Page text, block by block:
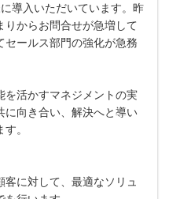
導入いただいています。昨
りからお問合せが急増して
セールス部門の強化が急務
を活かすマネジメントの実
に向き合い、解決へと導い
。
に対して、最適なソリュ